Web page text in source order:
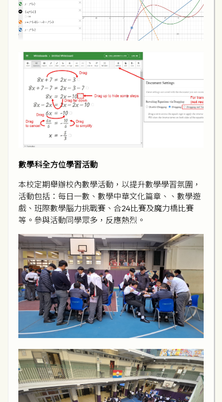
數學科全方位學習活動
本校定期舉辦校內數學活動，以提升數學學習氛圍，
活動包括：每日一數、數學中華文化篇章、、數學遊
戲、班際數學腦力挑戰賽、合24比賽及魔力橋比賽
等。參與活動同學眾多，反應熱烈。